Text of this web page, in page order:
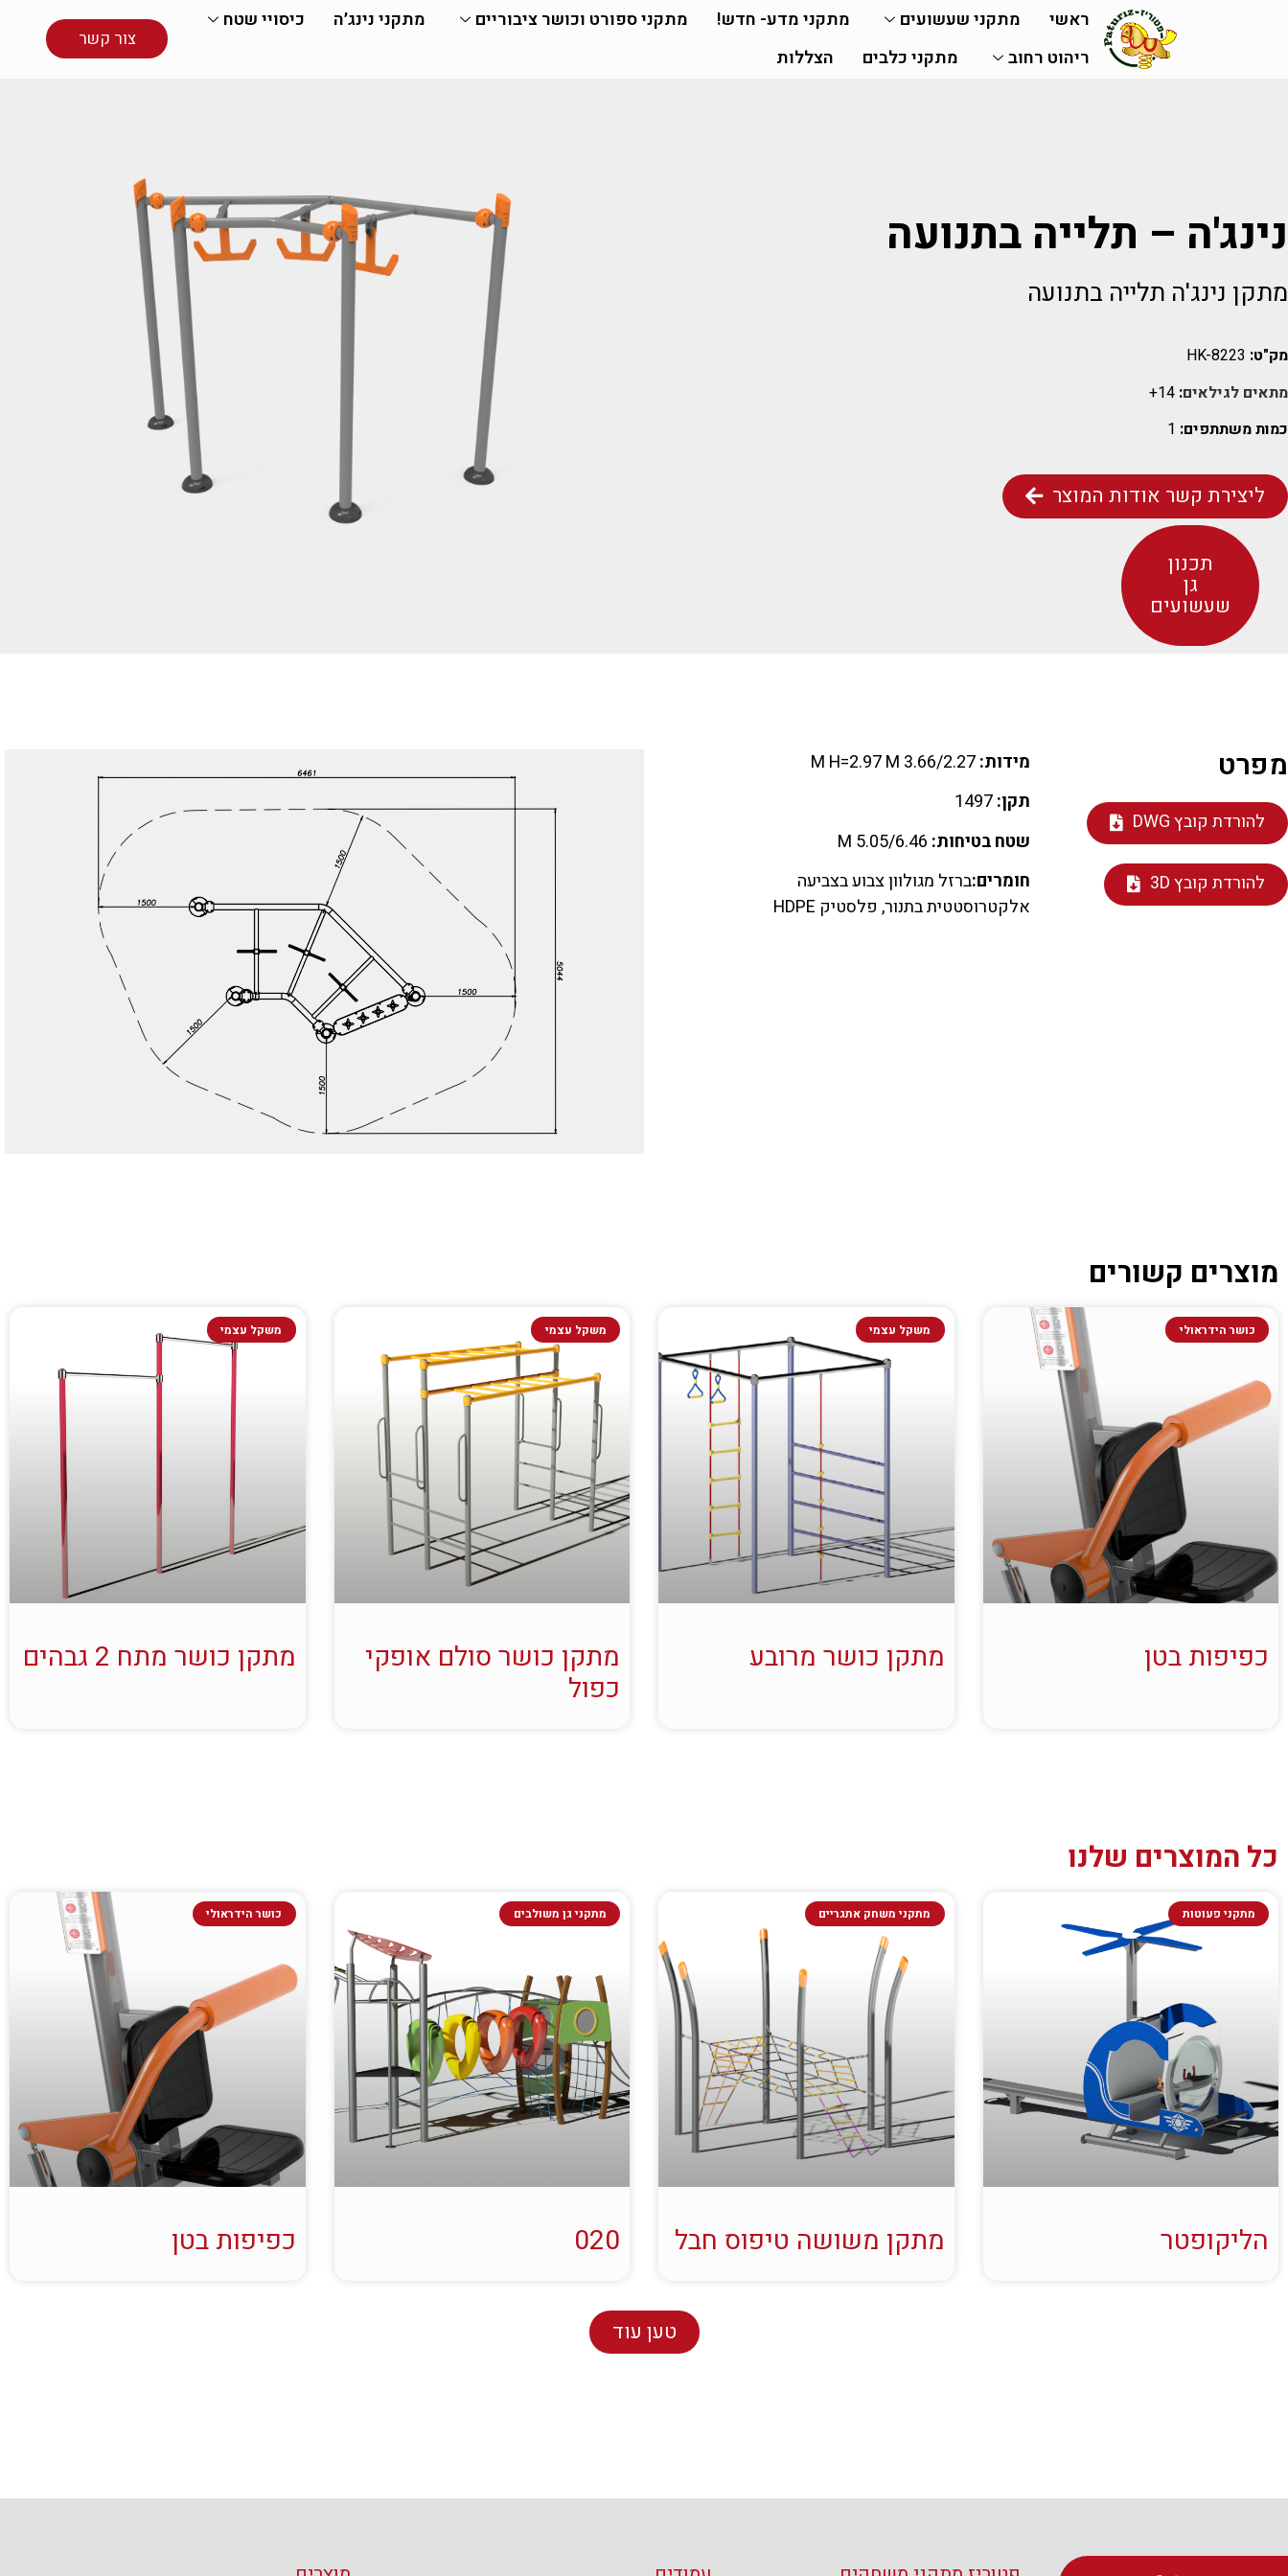
ראשי מתקני שעשועים מתקני מדע- חדש! מתקני ספורט וכושר ציבוריים מתקני נינג׳ה
כיסויי שטח
ריהוט רחוב
מתקני כלבים הצללות
צור קשר
נינג'ה – תלייה בתנועה
מתקן נינג'ה תלייה בתנועה
מק"ט:
מתאים לגילאים:
כמות משתתפים:
ליצירת קשר אודות המוצר
מפרט
להורדת קובץ DWG
להורדת קובץ 3D
מידות:
תקן:
שטח בטיחות: 5.05/6.46 M
חומרים:ברזל מגולוון צבוע בצביעה
אלקטרוסטטית בתנור, פלסטיק HDPE
מוצרים קשורים
כושר הידראולי
כפיפות בטן
משקל עצמי
מתקן כושר מרובע
משקל עצמי
מתקן כושר סולם אופקי
כפול
משקל עצמי
מתקן כושר מתח 2 גבהים
כל המוצרים שלנו
מתקני פעוטות
הליקופטר
מתקני משחק אתגריים
מתקן משושה טיפוס חבל
מתקני גן משולבים
020
כושר הידראולי
כפיפות בטן
טען עוד
תכנון
גן
שעשועים